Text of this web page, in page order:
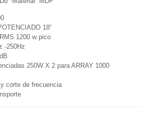
18“
1200 w pico
-250Hz
250W X 2 para ARRAY 1000
corte de frecuencia